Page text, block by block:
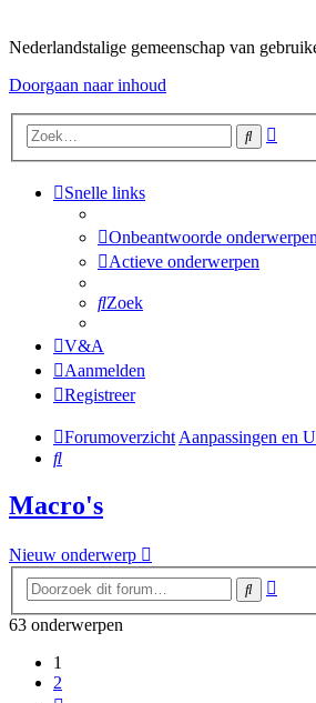
Nederlandstalige gemeenschap van
Doorgaan naar inhoud
Zoek
Snelle links
Onbeantwoorde onderwerpen
Actieve onderwerpen
Zoek
V&A
Aanmelden
Registreer
Forumoverzicht Aanpassingen en
Zoek
Macro's
Nieuw onderwerp
Zoek
63 onderwerpen
1
2